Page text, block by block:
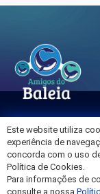
Sobre o Hospital da
Termos de Uso
Política de Privacidade
Entre em Contato
Este website utiliza
experiência de
concorda com o uso
Política de Cookies.
Para informações de
consulte a nossa